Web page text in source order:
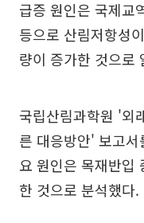
급증 원인은 국제교
등으로 산림저항성
량이 증가한 것으로
국립산림과학원 '외
른 대응방안' 보고
요 원인은 목재반입
한 것으로 분석했다.